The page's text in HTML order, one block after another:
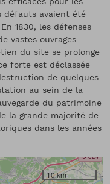
défauts avaient été
1830, les défenses
vastes ouvrages
du site se prolonge
forte est déclassée
de quelques
au sein de la
du patrimoine
la grande majorité de
dans les années
10 km